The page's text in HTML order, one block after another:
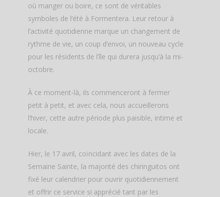
où manger ou boire, ce sont de véritables
symboles de l’été à Formentera. Leur retour à
l’activité quotidienne marque un changement de
rythme de vie, un coup d’envoi, un nouveau cycle
pour les résidents de l’île qui durera jusqu’à la mi-
octobre.
À ce moment-là, ils commenceront à fermer
petit à petit, et avec cela, nous accueillerons
l’hiver, cette autre période plus paisible, intime et
locale.
Hier, le 17 avril, coïncidant avec les dates de la
Semaine Sainte, la majorité des chiringuitos ont
fixé leur calendrier pour ouvrir quotidiennement
et offrir ce service si apprécié tant par les